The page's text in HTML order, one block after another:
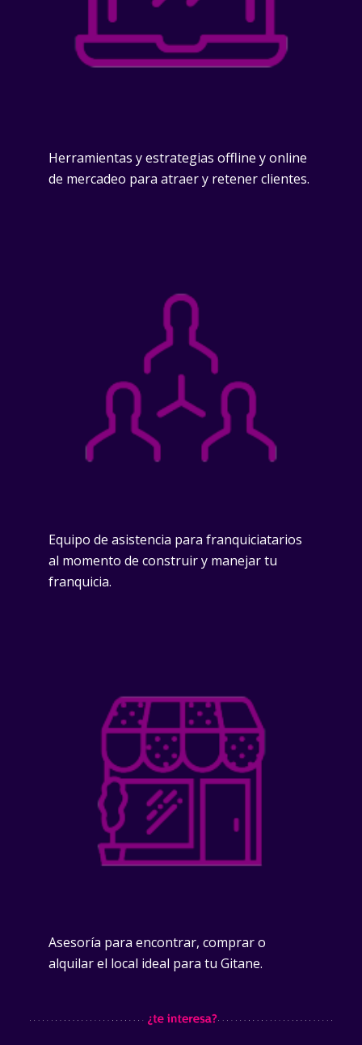
Herramientas y estrategias offline y online
de mercadeo para atraer y retener clientes.
Equipo de asistencia para franquiciatarios
al momento de construir y manejar tu
franquicia.
Asesoría para encontrar, comprar o
alquilar el local ideal para tu Gitane.